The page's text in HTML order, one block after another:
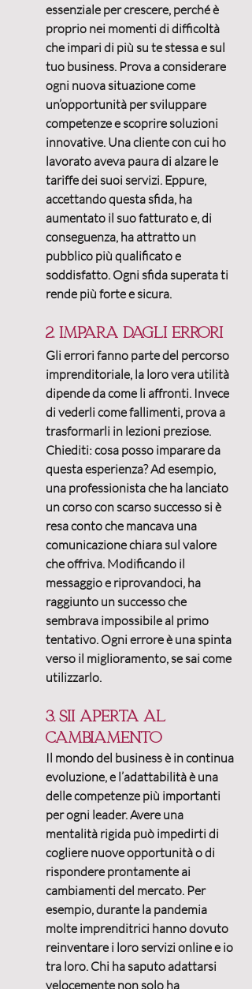
essenziale per crescere, perché è
proprio nei momenti di difficoltà
che impari di più su te stessa e sul
tuo business. Prova a considerare
ogni nuova situazione come
un’opportunità per sviluppare
competenze e scoprire soluzioni
innovative. Una cliente con cui ho
lavorato aveva paura di alzare le
tariffe dei suoi servizi. Eppure,
accettando questa sfida, ha
aumentato il suo fatturato e, di
conseguenza, ha attratto un
pubblico più qualificato e
soddisfatto. Ogni sfida superata ti
rende più forte e sicura.
2. Impara dagli errori
Gli errori fanno parte del percorso
imprenditoriale, la loro vera utilità
dipende da come li affronti. Invece
di vederli come fallimenti, prova a
trasformarli in lezioni preziose.
Chiediti: cosa posso imparare da
questa esperienza? Ad esempio,
una professionista che ha lanciato
un corso con scarso successo si è
resa conto che mancava una
comunicazione chiara sul valore
che offriva. Modificando il
messaggio e riprovandoci, ha
raggiunto un successo che
sembrava impossibile al primo
tentativo. Ogni errore è una spinta
verso il miglioramento, se sai come
utilizzarlo.
3. Sii aperta al
cambiamento
Il mondo del business è in continua
evoluzione, e l’adattabilità è una
delle competenze più importanti
per ogni leader. Avere una
mentalità rigida può impedirti di
cogliere nuove opportunità o di
rispondere prontamente ai
cambiamenti del mercato. Per
esempio, durante la pandemia
molte imprenditrici hanno dovuto
reinventare i loro servizi online e io
tra loro. Chi ha saputo adattarsi
velocemente non solo ha